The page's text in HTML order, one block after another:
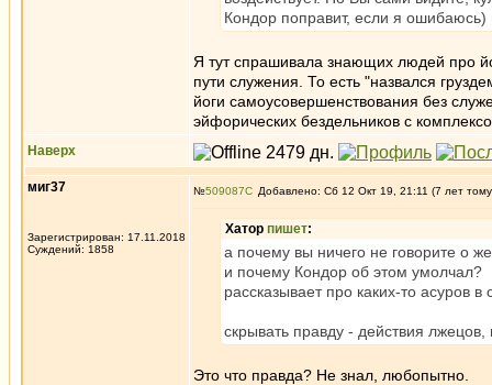
Кондор поправит, если я
Я тут спрашивала знающих людей про
пути служения. То есть "назвался
йоги самоусовершенствования без
эйфорических бездельников с
Наверх
миг37
Зарегистрирован: 17.11.2018
Суждений: 1858
№509087 Добавлено: Сб 12 Окт 19, 21:11 (7 лет
Хатор пишет:
а почему вы ничего не говорите о
и почему Кондор об этом умолчал?
рассказывает про каких-то асуров
скрывать правду - действия лжецов,
Это что правда? Не знал, любопытно.